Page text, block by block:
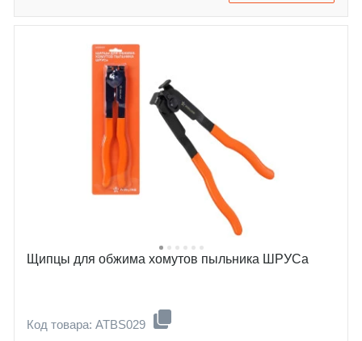
Щипцы для обжима хомутов пыльника ШРУСа
Код товара: ATBS029